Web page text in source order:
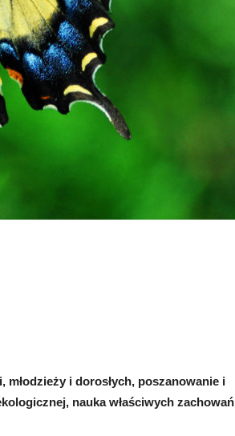
i dorosłych, poszanowanie i
nauka właściwych zachowań